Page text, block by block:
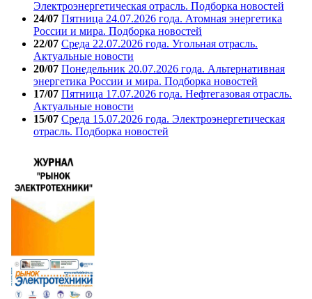
Электроэнергетическая отрасль. Подборка новостей
24/07 Пятница 24.07.2026 года. Атомная энергетика
России и мира. Подборка новостей
22/07 Среда 22.07.2026 года. Угольная отрасль.
Актуальные новости
20/07 Понедельник 20.07.2026 года. Альтернативная
энергетика России и мира. Подборка новостей
17/07 Пятница 17.07.2026 года. Нефтегазовая отрасль.
Актуальные новости
15/07 Среда 15.07.2026 года. Электроэнергетическая
отрасль. Подборка новостей